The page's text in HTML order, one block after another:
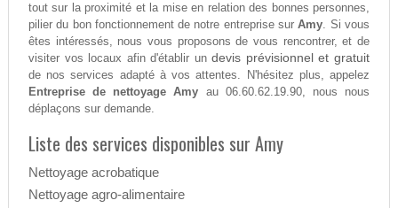
tout sur la proximité et la mise en relation des bonnes personnes,
pilier du bon fonctionnement de notre entreprise surAmy. Si vous
êtes intéressés, nous vous proposons de vous rencontrer, et de
visiter vos locaux afin d'établir undevis prévisionnel et gratuit
de nos services adapté à vos attentes. N'hésitez plus, appelez
Entreprise de nettoyage Amy au 06.60.62.19.90, nous nous
déplaçons sur demande.
Liste des services disponibles sur Amy
Nettoyage acrobatique
Nettoyage agro-alimentaire